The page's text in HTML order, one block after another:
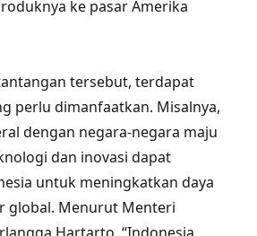
ke pasar Amerika
tersebut, terdapat
perlu dimanfaatkan. Misalnya,
dengan negara-negara maju
dan inovasi dapat
untuk meningkatkan daya
global. Menurut Menteri